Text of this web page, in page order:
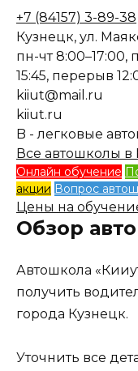
+7 (84157) 3-89-38
Кузнецк, ул.
пн-чт 8:00–17:00,
15:45, перерыв
kiiut@mail.ru
kiiut.ru
B - легковые
Все автошколы в
Онлайн обучение
акции Вопрос
Цены на
Обзор
Автошкола
получить
города Кузнецк.
Уточнить все